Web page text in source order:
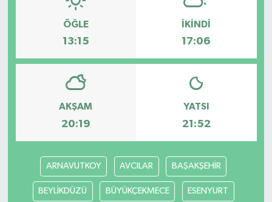
ÖĞLE
13:15
İKINDI
17:06
AKŞAM
20:19
YATSI
21:52
ARNAVUTKOY AVCILAR BAŞAKŞEHİR
BEYLİKDÜZÜ BÜYÜKÇEKMECE ESENYURT